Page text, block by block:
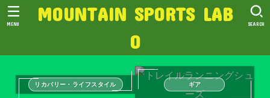
MOUNTAIN SPORTS LAB
O
SEARCH
MENU
リカバリー・ライフスタイル ギア